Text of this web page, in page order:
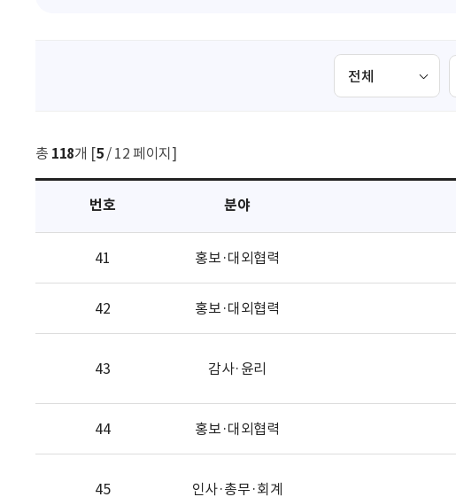
검
총 118개 [5/ 12 페이지]
번호 분야
41 홍보·대외협력
42 홍보·대외협력
43 감사·윤리
44 홍보·대외협력
45 인사·총무·회계